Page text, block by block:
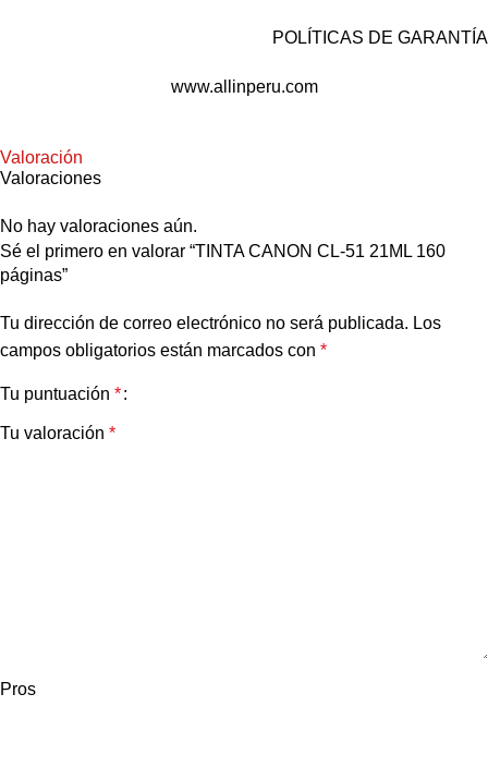
POLÍTICAS DE GARANTÍA
www.allinperu.com
Valoración
Valoraciones
No hay valoraciones aún.
Sé el primero en valorar “TINTA CANON CL-51 21ML 160
páginas”
Tu dirección de correo electrónico no será publicada. Los
campos obligatorios están marcados con *
Tu puntuación *
Tu valoración *
Pros